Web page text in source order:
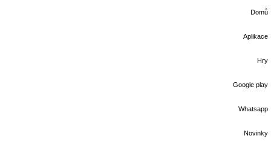
Domů
Aplikace
Hry
Google play
Whatsapp
Novinky